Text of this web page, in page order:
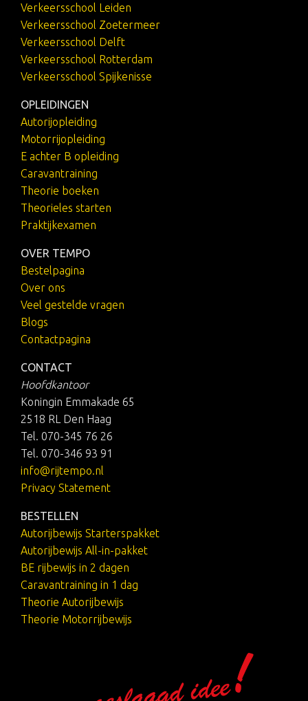
Verkeersschool Leiden
Verkeersschool Zoetermeer
Verkeersschool Delft
Verkeersschool Rotterdam
Verkeersschool Spijkenisse
OPLEIDINGEN
Autorijopleiding
Motorrijopleiding
E achter B opleiding
Caravantraining
Theorie boeken
Theorieles starten
Praktijkexamen
OVER TEMPO
Bestelpagina
Over ons
Veel gestelde vragen
Blogs
Contactpagina
CONTACT
Hoofdkantoor
Koningin Emmakade 65
2518 RL Den Haag
Tel. 070-345 76 26
Tel. 070-346 93 91
info@rijtempo.nl
Privacy Statement
BESTELLEN
Autorijbewijs Starterspakket
Autorijbewijs All-in-pakket
BE rijbewijs in 2 dagen
Caravantraining in 1 dag
Theorie Autorijbewijs
Theorie Motorrijbewijs